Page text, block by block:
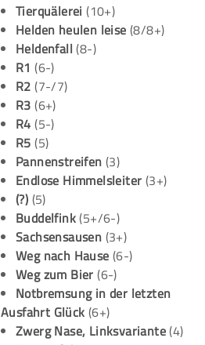
Tierquälerei (10+)
Helden heulen leise(8/8+)
Heldenfall(8-)
R1 (6-)
R2 (7-/7)
R3 (6+)
R4 (5-)
R5 (5)
Pannenstreifen (3)
Endlose Himmelsleiter (3+)
(?) (5)
Buddelfink(5+/6-)
Sachsensausen (3+)
Weg nach Hause (6-)
Weg zum Bier (6-)
Notbremsung in der letzten
Ausfahrt Glück (6+)
Zwerg Nase, Linksvariante(4)